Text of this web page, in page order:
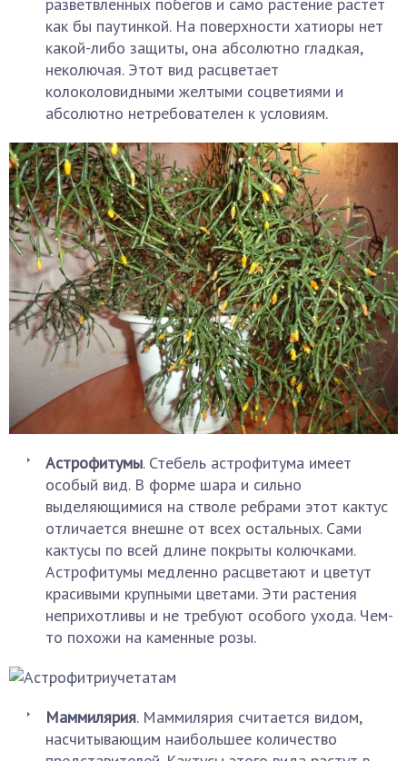
как бы паутинкой. На поверхности хатиоры нет
какой-либо защиты, она абсолютно гладкая,
неколючая. Этот вид расцветает
колоколовидными желтыми соцветиями и
абсолютно нетребователен к условиям.
Астрофитумы. Стебель астрофитума имеет
особый вид. В форме шара и сильно
выделяющимися на стволе ребрами этот кактус
отличается внешне от всех остальных. Сами
кактусы по всей длине покрыты колючками.
Астрофитумы медленно расцветают и цветут
красивыми крупными цветами. Эти растения
неприхотливы и не требуют особого ухода. Чем-
то похожи на каменные розы.
Маммилярия. Маммилярия считается видом,
насчитывающим наибольшее количество